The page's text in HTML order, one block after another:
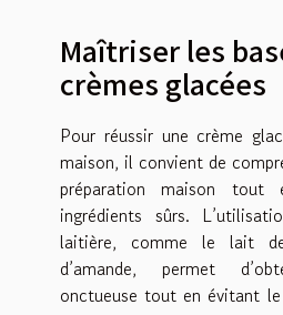
Maîtriser les
crèmes glacées
Pour réussir une crème
maison, il convient de
préparation maison tout
ingrédients sûrs.
laitière, comme le lait
d’amande, permet
onctueuse tout en évitant